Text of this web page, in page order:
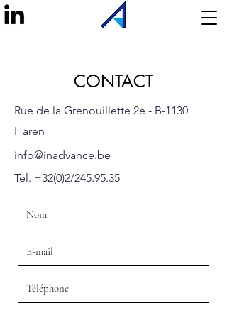
CONTACT
Rue de la Grenouillette 2e - B-1130
Haren
info@inadvance.be
Tél. +32(0)2/245.95.35